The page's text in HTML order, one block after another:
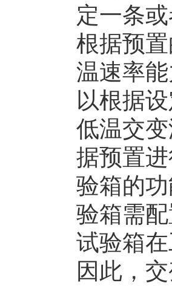
定一条
根据预
温速率
以根据
低温交
据预置
验箱的
验箱需
试验箱
因此，